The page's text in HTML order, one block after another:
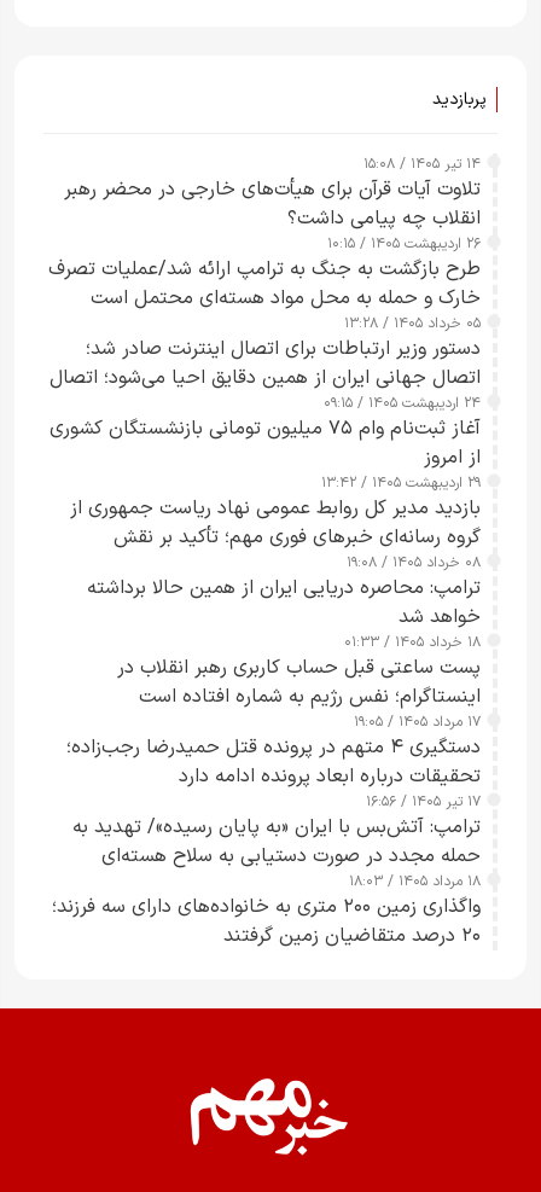
پربازدید
۱۴ تیر ۱۴۰۵ / ۱۵:۰۸
تلاوت آیات قرآن برای هیأت‌های خارجی در محضر رهبر
انقلاب چه پیامی داشت؟
۲۶ اردیبهشت ۱۴۰۵ / ۱۰:۱۵
طرح‌ بازگشت به جنگ به ترامپ ارائه شد/عملیات تصرف
خارک و حمله به محل مواد هسته‌ای محتمل است
۰۵ خرداد ۱۴۰۵ / ۱۳:۲۸
دستور وزیر ارتباطات برای اتصال اینترنت صادر شد؛
اتصال جهانی ایران از همین دقایق احیا می‌شود؛ اتصال
کامل مردم تا ۲۴ ساعت آینده
۲۴ اردیبهشت ۱۴۰۵ / ۰۹:۱۵
آغاز ثبت‌نام وام ۷۵ میلیون تومانی بازنشستگان کشوری
از امروز
۲۹ اردیبهشت ۱۴۰۵ / ۱۳:۴۲
بازدید مدیر کل روابط عمومی نهاد ریاست جمهوری از
گروه رسانه‌ای خبرهای فوری مهم؛ تأکید بر نقش
رسانه‌های هوشمند و مسئول در ارتقای آگاهی عمومی
۰۸ خرداد ۱۴۰۵ / ۱۹:۰۸
ترامپ: محاصره دریایی ایران از همین حالا برداشته
خواهد شد
۱۸ خرداد ۱۴۰۵ / ۰۱:۳۳
پست ساعتی قبل حساب کاربری رهبر انقلاب در
اینستاگرام؛ نفس رژیم به شماره افتاده است​
۱۷ مرداد ۱۴۰۵ / ۱۹:۰۵
دستگیری ۴ متهم در پرونده قتل حمیدرضا رجب‌زاده؛
تحقیقات درباره ابعاد پرونده ادامه دارد
۱۷ تیر ۱۴۰۵ / ۱۶:۵۶
ترامپ: آتش‌بس با ایران «به پایان رسیده»/ تهدید به
حمله مجدد در صورت دستیابی به سلاح هسته‌ای
۱۸ مرداد ۱۴۰۵ / ۱۸:۰۳
واگذاری زمین ۲۰۰ متری به خانواده‌های دارای سه فرزند؛
۲۰ درصد متقاضیان زمین گرفتند